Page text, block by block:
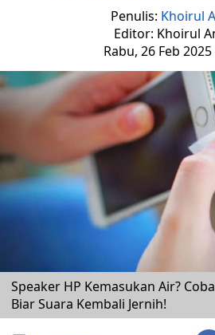
Penulis: Khoirul
Editor: Khoirul
Rabu, 26 Feb
Speaker HP Kemasukan Air?
Biar Suara Kembali Jernih!